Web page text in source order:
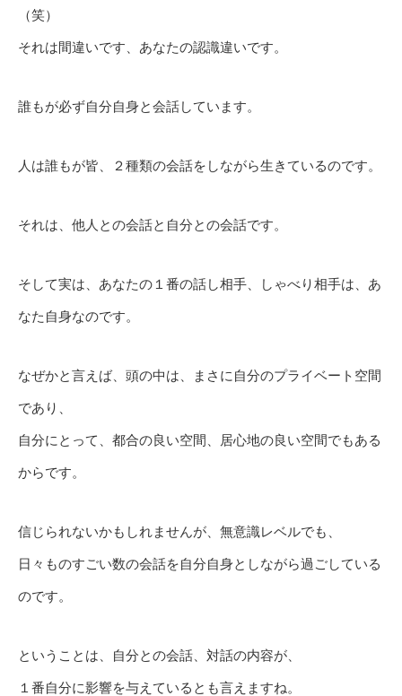
（笑）
それは間違いです、あなたの認識違いです。
誰もが必ず自分自身と会話しています。
人は誰もが皆、２種類の会話をしながら生きているのです。
それは、他人との会話と自分との会話です。
そして実は、あなたの１番の話し相手、しゃべり相手は、あ
なた自身なのです。
なぜかと言えば、頭の中は、まさに自分のプライベート空間
であり、
自分にとって、都合の良い空間、居心地の良い空間でもある
からです。
信じられないかもしれませんが、無意識レベルでも、
日々ものすごい数の会話を自分自身としながら過ごしている
のです。
ということは、自分との会話、対話の内容が、
１番自分に影響を与えているとも言えますね。